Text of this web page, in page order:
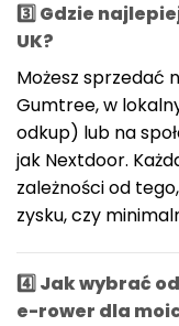
3️⃣ Gdzie
UK?
Możesz sprzedać
Gumtree, w
odkup) lub na
jak Nextdoor.
zależności od
zysku, czy
4️⃣ Jak wybrać
e-rower dla